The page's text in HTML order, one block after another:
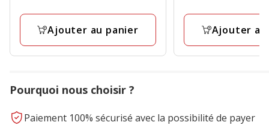
1
Ajouter au panier
avis
Ajouter
Pourquoi nous choisir ?
Paiement 100% sécurisé avec la possibilité de payer